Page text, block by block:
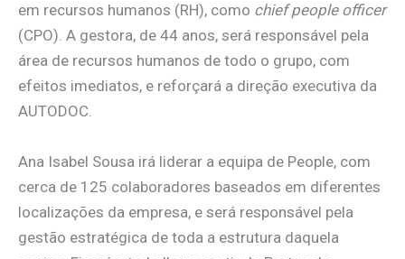
em recursos humanos (RH), como chief people officer
(CPO). A gestora, de 44 anos, será responsável pela
área de recursos humanos de todo o grupo, com
efeitos imediatos, e reforçará a direção executiva da
AUTODOC.
Ana Isabel Sousa irá liderar a equipa de People, com
cerca de 125 colaboradores baseados em diferentes
localizações da empresa, e será responsável pela
gestão estratégica de toda a estrutura daquela